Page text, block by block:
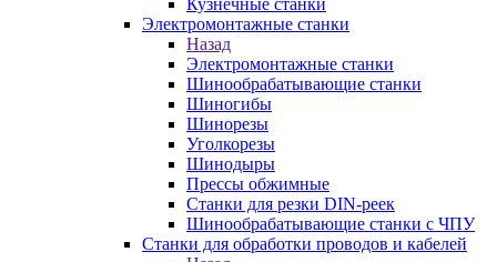
Кузнечные станки
Электромонтажные станки
Назад
Электромонтажные станки
Шинообрабатывающие станки
Шиногибы
Шинорезы
Уголкорезы
Шинодыры
Прессы обжимные
Станки для резки DIN-реек
Шинообрабатывающие станки с ЧПУ
Станки для обработки проводов и кабелей